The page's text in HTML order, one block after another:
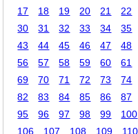
17
18 19 20 21 22
30
31 32 33 34 35
43
44 45 46 47 48
56
57 58 59 60 61
69
70 71 72 73 74
82
83 84 85 86 87
95
96 97 98 99 100
106
107 108 109 110